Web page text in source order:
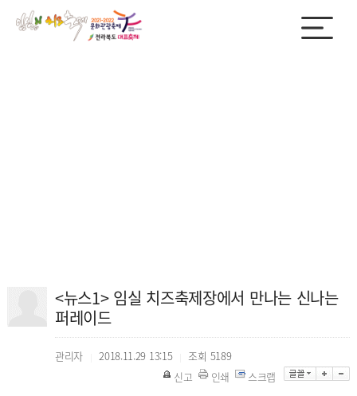
<뉴스1> 임실 치즈축제장에서 만나는 신나는
퍼레이드
관리자 2018.11.29 13:15 조회 5189
신고
인쇄 스크랩